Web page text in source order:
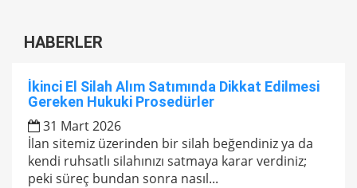
HABERLER
İkinci El Silah Alım Satımında Dikkat Edilmesi
Gereken Hukuki Prosedürler
31 Mart 2026
İlan sitemiz üzerinden bir silah beğendiniz ya da
kendi ruhsatlı silahınızı satmaya karar verdiniz;
peki süreç bundan sonra nasıl...